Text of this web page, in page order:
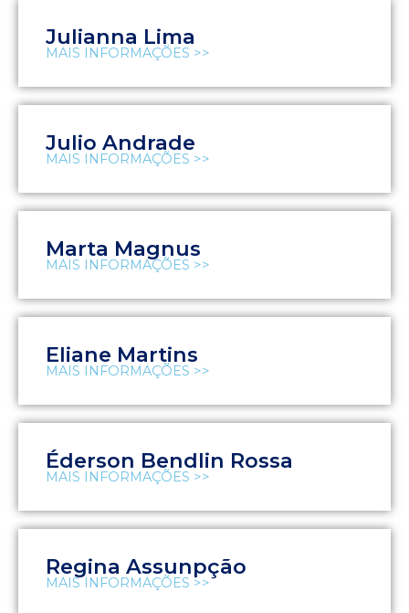
Julianna Lima
MAIS INFORMAÇÕES >>
Julio Andrade
MAIS INFORMAÇÕES >>
Marta Magnus
MAIS INFORMAÇÕES >>
Eliane Martins
MAIS INFORMAÇÕES >>
Éderson Bendlin Rossa
MAIS INFORMAÇÕES >>
Regina Assunpção
MAIS INFORMAÇÕES >>